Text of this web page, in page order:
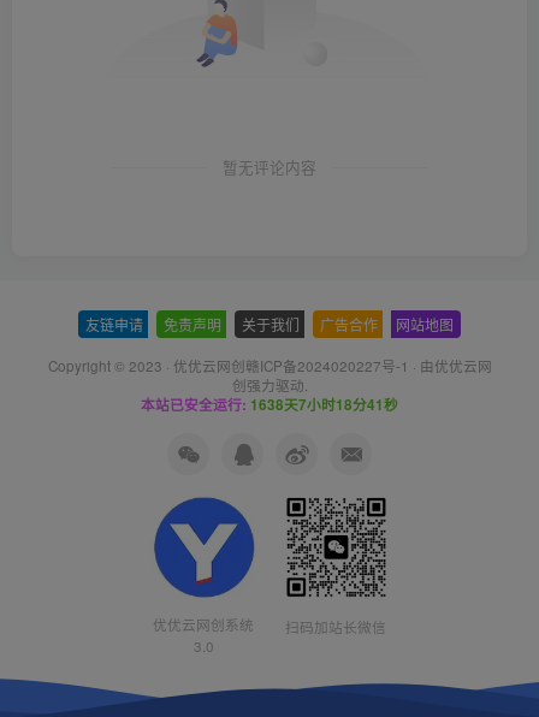
暂无评论内容
友链申请 免责声明 关于我们 广告合作 网站地图
Copyright © 2023 · 优优云网创赣ICP备2024020227号-1 · 由优优云网
创强力驱动.
本站已安全运行: 1638天7小时18分41秒
优优云网创系统
3.0
扫码加站长微信